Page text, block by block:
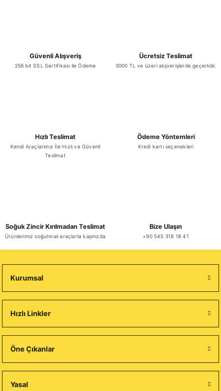
Güvenli Alışveriş
256 bit SSL Sertifikası ile Ödeme
Ücretsiz Teslimat
3000 TL ve üzeri alışverişlerde geçerlidir.
Hızlı Teslimat
Kendi Araçlarımız İle Hızlı ve Güvenli
Teslimat
Ödeme Yöntemleri
Kredi kartı seçenekleri
Soğuk Zincir Kırılmadan Teslimat
Ürünlerimiz soğutmalı araçlarla kapnızda
Bize Ulaşın
+90 545 318 18 41
Kurumsal
Hızlı Linkler
Öne Çıkanlar
Yasal